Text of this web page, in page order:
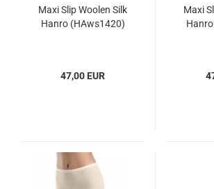
Maxi Slip Woolen Silk
Hanro (HAws1420)
47,00 EUR
Maxi